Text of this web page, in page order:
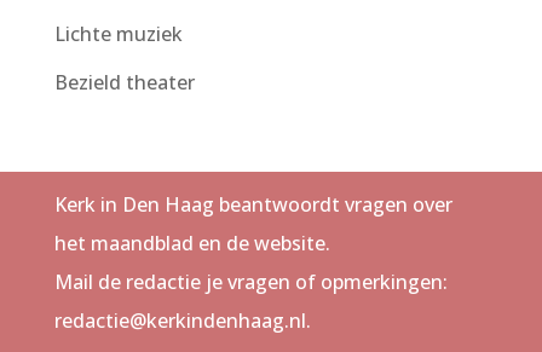
Lichte muziek
Bezield theater
Kerk in Den Haag beantwoordt vragen over
het maandblad en de website.
Mail de redactie je vragen of opmerkingen:
redactie@kerkindenhaag.nl.